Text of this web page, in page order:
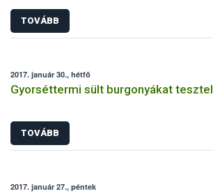
TOVÁBB
2017. január 30., hétfő
Gyorséttermi sült burgonyákat
TOVÁBB
2017. január 27., péntek